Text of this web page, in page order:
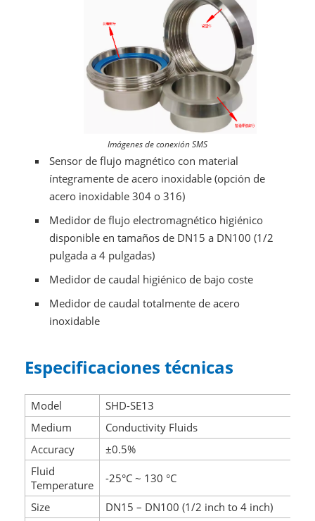
Imágenes de conexión SMS
Sensor de flujo magnético con material
íntegramente de acero inoxidable (opción de
acero inoxidable 304 o 316)
Medidor de flujo electromagnético higiénico
disponible en tamaños de DN15 a DN100 (1/2
pulgada a 4 pulgadas)
Medidor de caudal higiénico de bajo coste
Medidor de caudal totalmente de acero
inoxidable
Especificaciones técnicas
Model
SHD-SE13
Medium
Conductivity Fluids
Accuracy
±0.5%
Fluid
Temperature
-25°C ~ 130 °C
Size
DN15 – DN100 (1/2 inch to 4 inch)